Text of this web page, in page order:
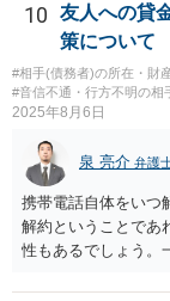
10
友人への貸
策について
#相手(債務者)の所在・財
#音信不通・行方不明の相
2025年8月6日
泉 亮介 弁護
携帯電話自体をいつ
解約ということであ
性もあるでしょう。